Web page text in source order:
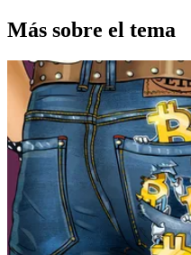
Más sobre el tema